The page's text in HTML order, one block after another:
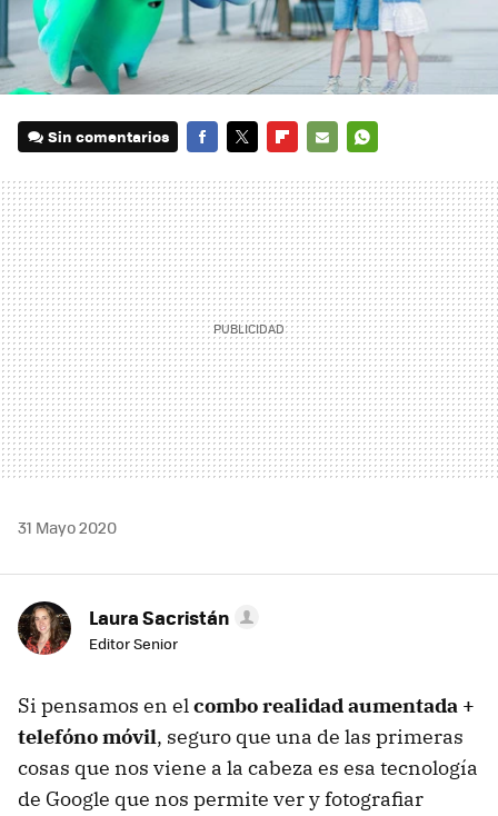
Sin comentarios
MAIL
31 Mayo 2020
Laura Sacristán
Editor Senior
Si pensamos en elcombo realidad aumentada +
telefóno móvil, seguro que una de las primeras
cosas que nos viene a la cabeza es esa tecnología
de Google que nos permite ver y fotografiar